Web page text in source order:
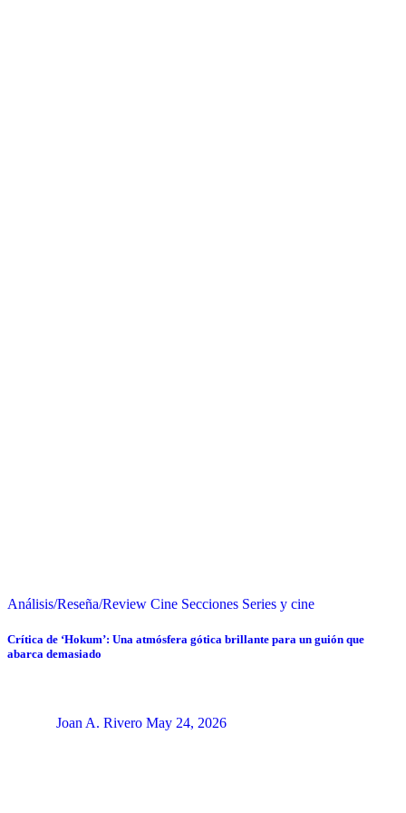
Análisis/Reseña/Review Cine Secciones Series y cine
Crítica de ‘Hokum’: Una atmósfera gótica brillante para un guión que
abarca demasiado
Joan A. Rivero May 24, 2026